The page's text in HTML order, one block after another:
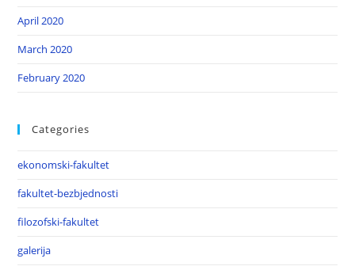
April 2020
March 2020
February 2020
Categories
ekonomski-fakultet
fakultet-bezbjednosti
filozofski-fakultet
galerija